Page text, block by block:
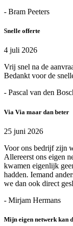
- Bram Peeters
Snelle offerte
4 juli 2026
Vrij snel na de
Bedankt voor de
- Pascal van den
Via Via maar dan beter
25 juni 2026
Voor ons bedrijf zijn
Allereerst ons eigen
kwamen eigenlijk
hadden. Iemand
we dan ook direct
- Mirjam Hermans
Mijn eigen netwerk kan